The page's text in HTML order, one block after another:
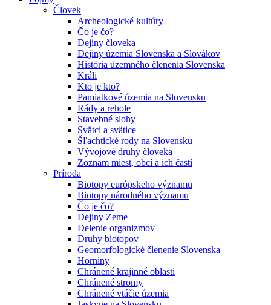
Človek
Archeologické kultúry
Čo je čo?
Dejiny človeka
Dejiny územia Slovenska a Slovákov
História územného členenia Slovenska
Králi
Kto je kto?
Pamiatkové územia na Slovensku
Rády a rehole
Stavebné slohy
Svätci a svätice
Šľachtické rody na Slovensku
Vývojové druhy človeka
Zoznam miest, obcí a ich častí
Príroda
Biotopy európskeho významu
Biotopy národného významu
Čo je čo?
Dejiny Zeme
Delenie organizmov
Druhy biotopov
Geomorfologické členenie Slovenska
Horniny
Chránené krajinné oblasti
Chránené stromy
Chránené vtáčie územia